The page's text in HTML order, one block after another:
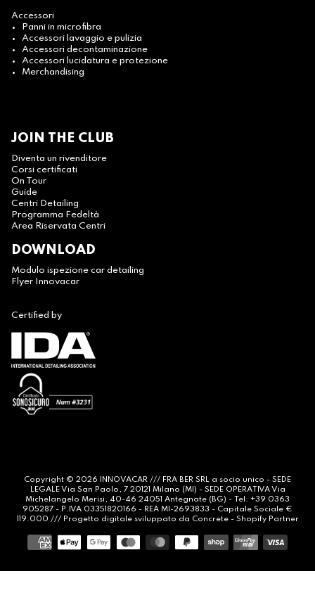
Accessori
Panni in microfibra
Accessori lavaggio e pulizia
Accessori decontaminazione
Accessori lucidatura e protezione
Merchandising
JOIN THE CLUB
Diventa un rivenditore
Corsi certificati
On Tour
Guide
Centri Detailing
Programma Fedeltà
Area Riservata Centri
DOWNLOAD
Modulo ispezione car detailing
Flyer Innovacar
Certified by
Copyright © 2026 INNOVACAR /// FRA BER SRL a socio unico - SEDE
LEGALE Via San Paolo, 7 20121 Milano (MI) - SEDE OPERATIVA Via
Michelangelo Merisi, 40-46 24051 Antegnate (BG) - Tel. +39 0363
905287 - P.IVA 03351820166 - REA MI-2693833 - Capitale Sociale €
119.000 /// Progetto digitale sviluppato da Concrete - Shopify Partner
Metodi
di